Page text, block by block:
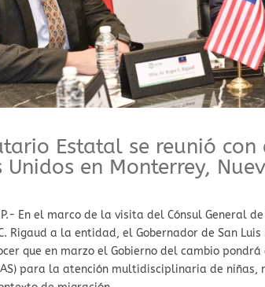
Estatal se reunió con
Unidos en Monterrey,
En el marco de la visita del Cónsul General
Rigaud a la entidad, el Gobernador de San
que en marzo el Gobierno del cambio
para la atención multidisciplinaria de niñas,